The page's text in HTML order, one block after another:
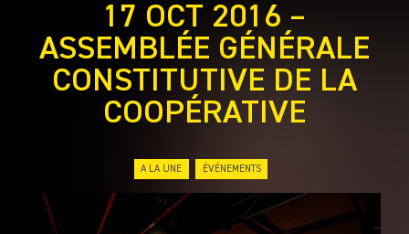
17 OCT 2016 –
ASSEMBLÉE GÉNÉRALE
CONSTITUTIVE DE LA
COOPÉRATIVE
A LA UNE ÉVÉNEMENTS